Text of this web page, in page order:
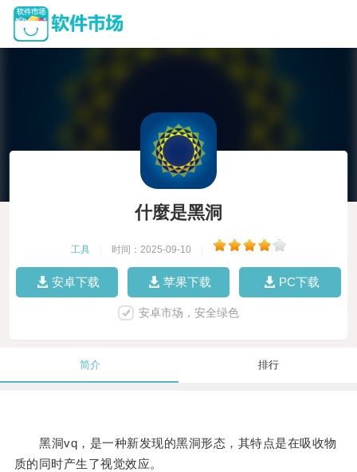
什麼是黑洞
工具 时间：2025-09-10
安卓下载 苹果下载 PC下载
安卓市场，安全绿色
简介 排行
黑洞vq，是一种新发现的黑洞形态，其特点是在吸收物
质的同时产生了视觉效应。